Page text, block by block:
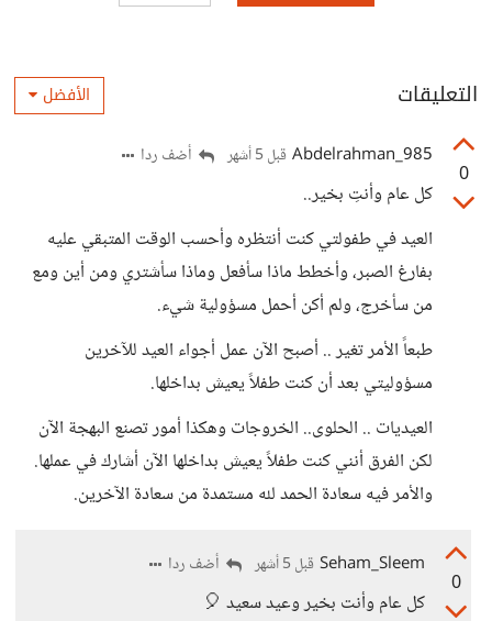
التعليقات الأفضل
0
Abdelrahman_985 قبل 5 أشهر أضف ردا
كل عام وأنتِ بخير..
العيد في طفولتي كنت أنتظره وأحسب الوقت المتبقي عليه
بفارغ الصبر، وأخطط ماذا سأفعل وماذا سأشتري ومن أين ومع
من سأخرج، ولم أكن أحمل مسؤولية شيء.
طبعاً الأمر تغير .. أصبح الآن عمل أجواء العيد للآخرين
مسؤوليتي بعد أن كنت طفلاً يعيش بداخلها.
العيديات .. الحلوى.. الخروجات وهكذا أمور تصنع البهجة الآن
لكن الفرق أنني كنت طفلاً يعيش بداخلها الآن أشارك في عملها.
والأمر فيه سعادة الحمد لله مستمدة من سعادة الآخرين.
0
Seham_Sleem قبل 5 أشهر أضف ردا
كل عام وأنت بخير وعيد سعيد 🎈